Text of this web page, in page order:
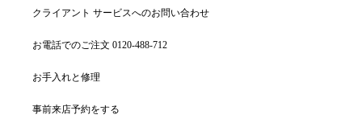
クライアント サービスへのお問い合わせ
お電話でのご注文 0120-488-712
お手入れと修理
事前来店予約をする